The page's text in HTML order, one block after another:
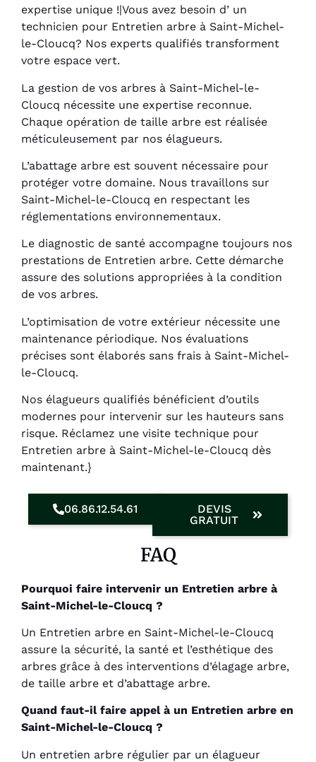
expertise unique !|Vous avez besoin d’ un
technicien pour Entretien arbre à Saint-Michel-
le-Cloucq? Nos experts qualifiés transforment
votre espace vert.
La gestion de vos arbres à Saint-Michel-le-
Cloucq nécessite une expertise reconnue.
Chaque opération de taille arbre est réalisée
méticuleusement par nos élagueurs.
L’abattage arbre est souvent nécessaire pour
protéger votre domaine. Nous travaillons sur
Saint-Michel-le-Cloucq en respectant les
réglementations environnementaux.
Le diagnostic de santé accompagne toujours nos
prestations de Entretien arbre. Cette démarche
assure des solutions appropriées à la condition
de vos arbres.
L’optimisation de votre extérieur nécessite une
maintenance périodique. Nos évaluations
précises sont élaborés sans frais à Saint-Michel-
le-Cloucq.
Nos élagueurs qualifiés bénéficient d’outils
modernes pour intervenir sur les hauteurs sans
risque. Réclamez une visite technique pour
Entretien arbre à Saint-Michel-le-Cloucq dès
maintenant.}
06.86.12.54.61
DEVIS
GRATUIT
FAQ
Pourquoi faire intervenir un Entretien arbre à
Saint-Michel-le-Cloucq ?
Un Entretien arbre en Saint-Michel-le-Cloucq
assure la sécurité, la santé et l’esthétique des
arbres grâce à des interventions d’élagage arbre,
de taille arbre et d’abattage arbre.
Quand faut-il faire appel à un Entretien arbre en
Saint-Michel-le-Cloucq ?
Un entretien arbre régulier par un élagueur